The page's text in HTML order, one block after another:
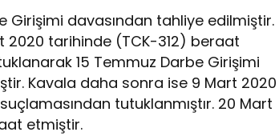
Girişimi davasından tahliye edilmiştir.
2020 tarihinde (TCK-312) beraat
15 Temmuz Darbe Girişimi
Kavala daha sonra ise 9 Mart 2020
tutuklanmıştır. 20 Mart
etmiştir.